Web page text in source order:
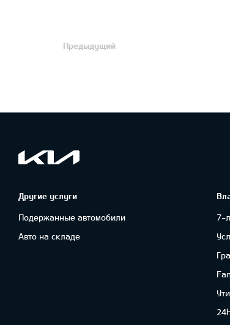
Предыдущий
Другие услуги
Подержанные автомобили
Авто на складе
7-